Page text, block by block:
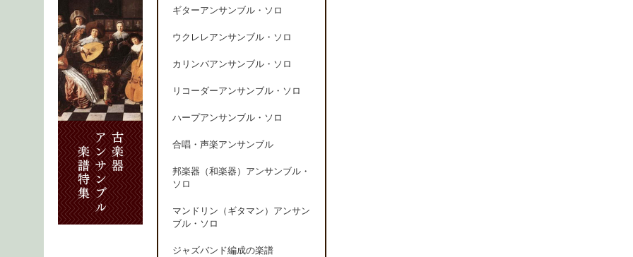
ギターアンサンブル・ソロ
ウクレレアンサンブル・ソロ
カリンバアンサンブル・ソロ
リコーダーアンサンブル・ソロ
ハープアンサンブル・ソロ
合唱・声楽アンサンブル
邦楽器（和楽器）アンサンブル・
ソロ
マンドリン（ギタマン）アンサン
ブル・ソロ
ジャズバンド編成の楽譜